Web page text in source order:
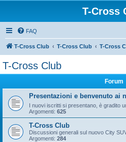
T-Cross
FAQ
T-Cross Club T-Cross Club T-Cross
T-Cross Club
Forum
Presentazioni e benvenuto ai
I nuovi iscritti si presentano, è gradito
Argomenti: 625
T-Cross Club
Discussioni generali sul nuovo City
Argomenti: 284